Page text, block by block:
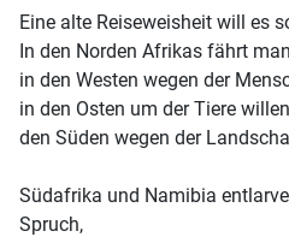
Eine alte Reiseweisheit will es
In den Norden Afrikas fährt
in den Westen wegen der
in den Osten um der Tiere
den Süden wegen der
Südafrika und Namibia
Spruch,